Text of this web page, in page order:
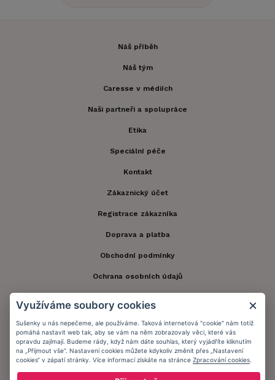
Náš příběh
Náš tým
Caresse v médiích
Naši partneři a spolupráce
Etika
Speciální péče
Kontakt
Zákaznický účet
Registrace zákazníka
Doprava a platba
Obchodní podmínky
Ochrana osobních údajů
Zůstaňte s námi v kontaktu.
Využíváme soubory cookies
Sušenky u nás nepečeme, ale používáme. Taková internetová "cookie" nám totiž
pomáhá nastavit web tak, aby se vám na něm zobrazovaly věci, které vás
opravdu zajímají. Budeme rády, když nám dáte souhlas, který vyjádříte kliknutím
na „Přijmout vše“. Nastavení cookies můžete kdykoliv změnit přes „Nastavení
cookies“ v zápatí stránky. Více informací získáte na stránce Zpracování cookies